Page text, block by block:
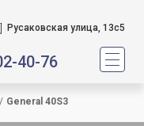
Русаковская улица, 13с5
40-76
/ General 40S3